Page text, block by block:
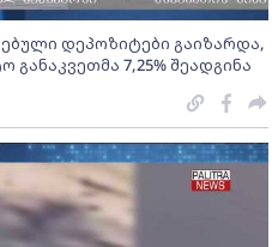
დეპოზიტები გაიზარდა,
7,25% შეადგინა